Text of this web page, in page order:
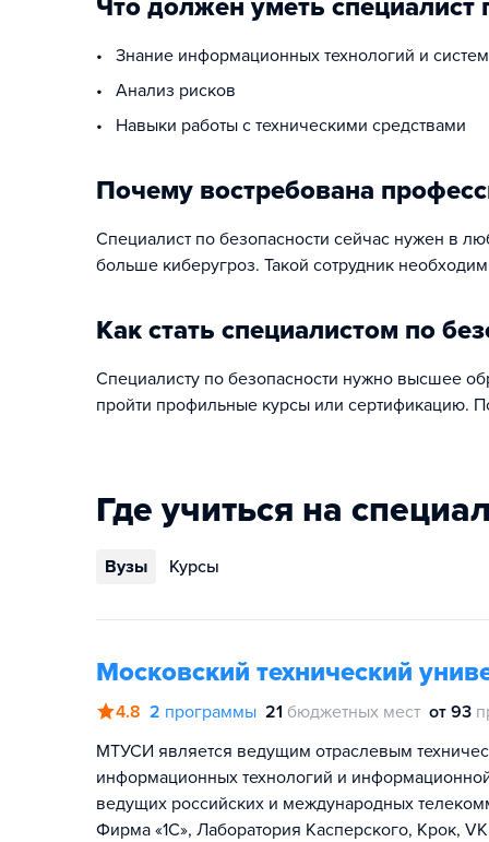
Что должен уметь специалист
• Знание информационных технологий и
• Анализ рисков
• Навыки работы с техническими средствами
Почему востребована
Специалист по безопасности сейчас нужен в
больше киберугроз. Такой сотрудник
Как стать специалистом по
Специалисту по безопасности нужно высшее
пройти профильные курсы или сертификацию.
Где учиться на
Вузы Курсы
Московский технический
4.8 2 программы 21 бюджетных мест от 93
МТУСИ является ведущим отраслевым
информационных технологий и
ведущих российских и международных
Фирма «1С», Лаборатория Касперского, Крок,